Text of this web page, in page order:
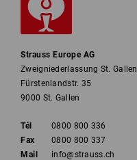
Strauss Europe AG
Zweigniederlassung St. Gallen
Fürstenlandstr. 35
9000 St. Gallen
Tél
0800 800 336
Fax
0800 800 337
Mail
info@strauss.ch